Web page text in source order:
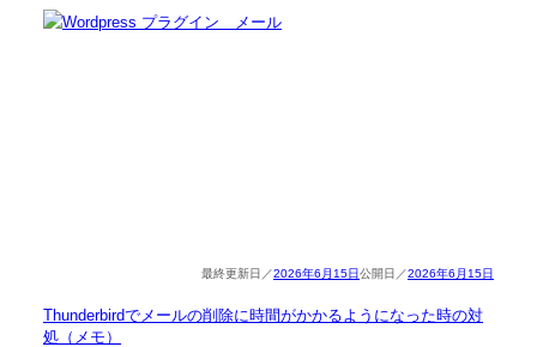
2026年6月15日 2026年6月15日
Thunderbirdでメールの削除に時間がかかるようになった時の対
処（メモ）